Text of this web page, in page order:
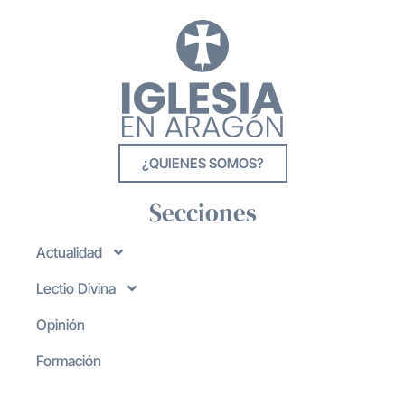
¿QUIENES SOMOS?
Secciones
Actualidad
Lectio Divina
Opinión
Formación